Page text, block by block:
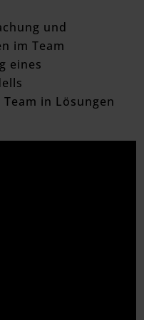
und
im Team
eines
in Lösungen